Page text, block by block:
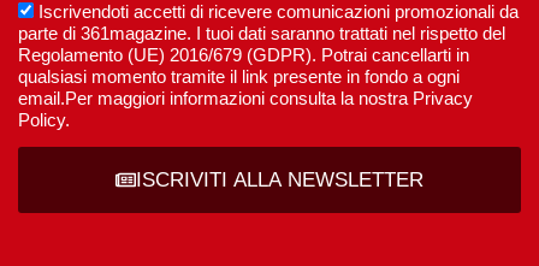
Iscrivendoti accetti di ricevere comunicazioni promozionali da
parte di 361magazine. I tuoi dati saranno trattati nel rispetto del
Regolamento (UE) 2016/679 (GDPR). Potrai cancellarti in
qualsiasi momento tramite il link presente in fondo a ogni
email.Per maggiori informazioni consulta la nostra Privacy
Policy.
ISCRIVITI ALLA NEWSLETTER